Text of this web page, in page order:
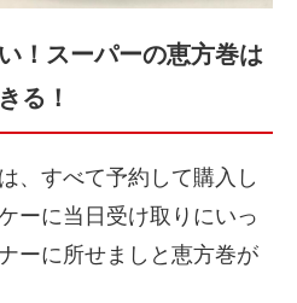
！スーパーの恵方巻は
る！
、すべて予約して購入し
ーに当日受け取りにいっ
ーに所せましと恵方巻が